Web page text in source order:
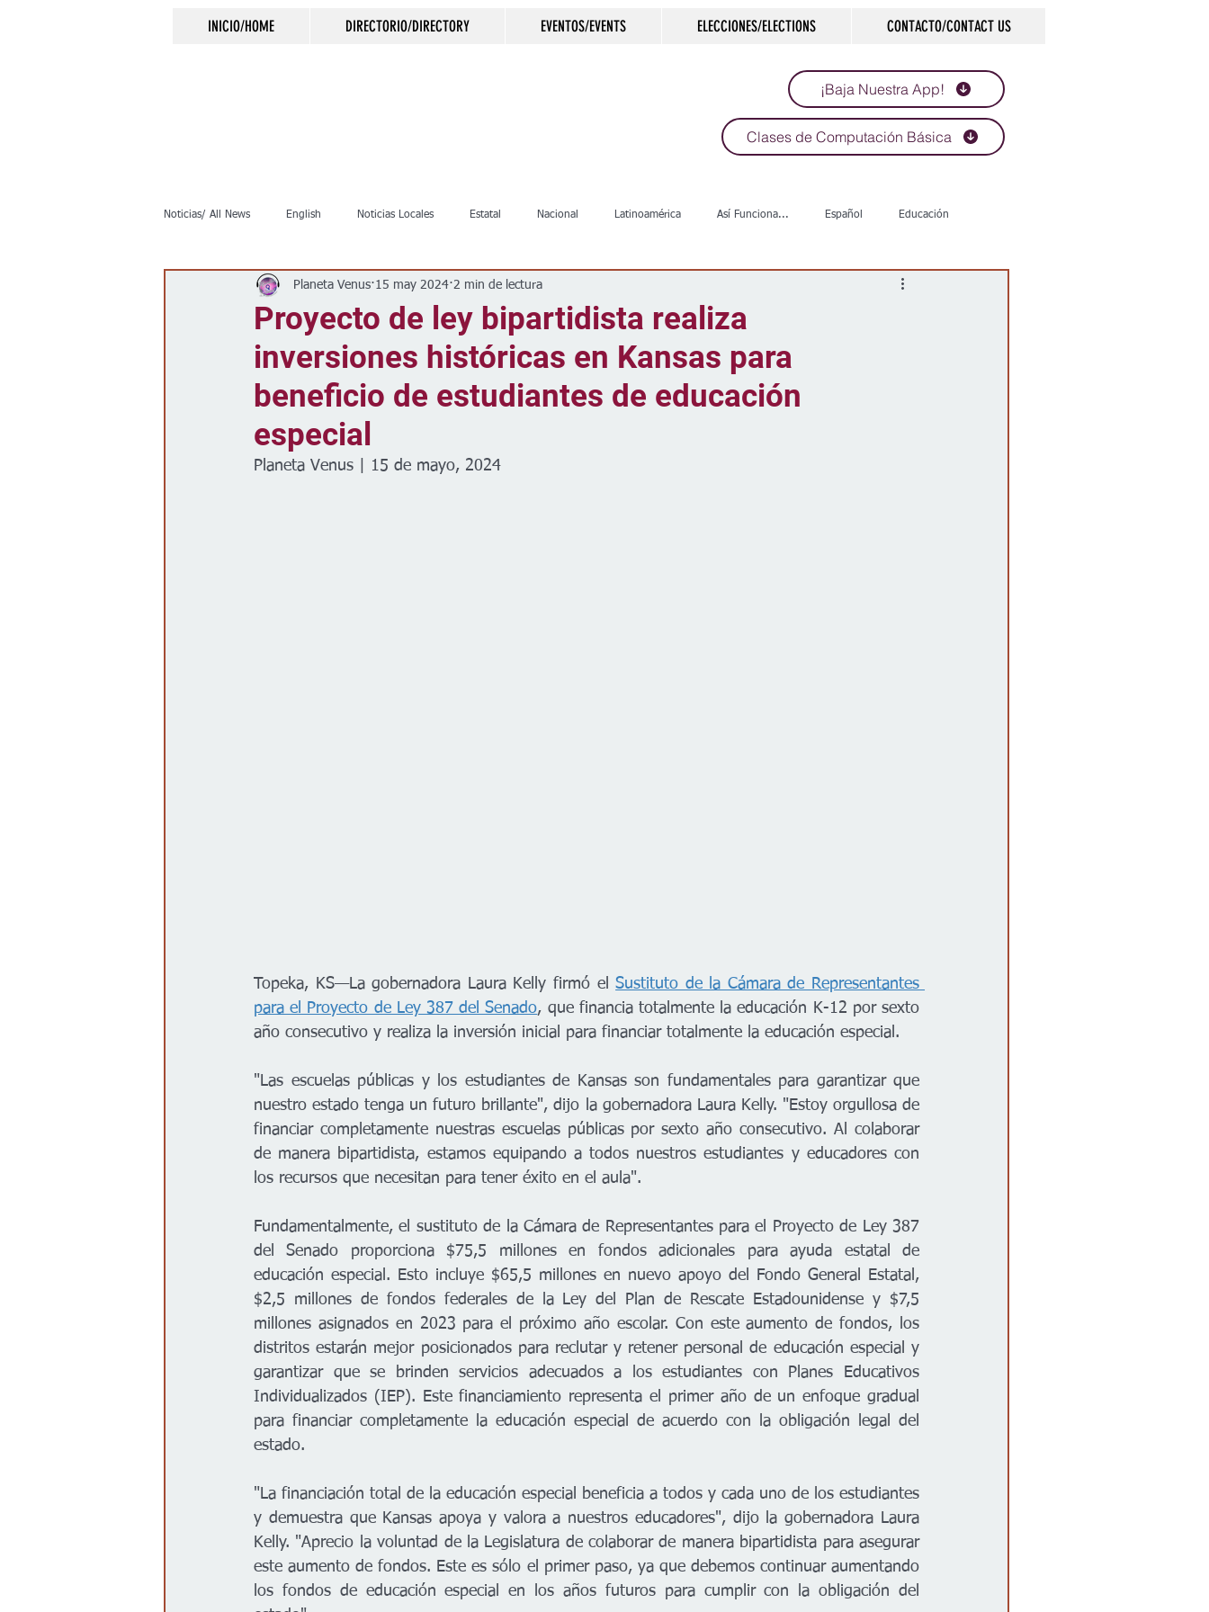
INICIO/HOME DIRECTORIO/DIRECTORY EVENTOS/EVENTS ELECCIONES/ELECTIONS CONTACTO/CONTACT US
¡Baja Nuestra App!
Clases de Computación Básica
Noticias/ All News English Noticias Locales Estatal Nacional Latinoamérica Así Funciona... Español Educación
Inmigración Crimen Negocios Salud Arte & Cultura
Clima Vivienda Escuelas Calles Desamparados Carreteras Comunidad
Espectáculos
Proyecto de ley bipartidista realiza
inversiones históricas en Kansas para
beneficio de estudiantes de educación
especial
Planeta Venus 15 may 2024 2 min de lectura
Planeta Venus | 15 de mayo, 2024
Topeka, KS—La gobernadora Laura Kelly firmó el Sustituto de la Cámara de Representantes
para el Proyecto de Ley 387 del Senado, que financia totalmente la educación K-12 por sexto
año consecutivo y realiza la inversión inicial para financiar totalmente la educación especial.
"Las escuelas públicas y los estudiantes de Kansas son fundamentales para garantizar que
nuestro estado tenga un futuro brillante", dijo la gobernadora Laura Kelly. "Estoy orgullosa de
financiar completamente nuestras escuelas públicas por sexto año consecutivo. Al colaborar
de manera bipartidista, estamos equipando a todos nuestros estudiantes y educadores con
los recursos que necesitan para tener éxito en el aula".
Fundamentalmente, el sustituto de la Cámara de Representantes para el Proyecto de Ley 387
del Senado proporciona $75,5 millones en fondos adicionales para ayuda estatal de
educación especial. Esto incluye $65,5 millones en nuevo apoyo del Fondo General Estatal,
$2,5 millones de fondos federales de la Ley del Plan de Rescate Estadounidense y $7,5
millones asignados en 2023 para el próximo año escolar. Con este aumento de fondos, los
distritos estarán mejor posicionados para reclutar y retener personal de educación especial y
garantizar que se brinden servicios adecuados a los estudiantes con Planes Educativos
Individualizados (IEP). Este financiamiento representa el primer año de un enfoque gradual
para financiar completamente la educación especial de acuerdo con la obligación legal del
estado.
"La financiación total de la educación especial beneficia a todos y cada uno de los estudiantes
y demuestra que Kansas apoya y valora a nuestros educadores", dijo la gobernadora Laura
Kelly. "Aprecio la voluntad de la Legislatura de colaborar de manera bipartidista para asegurar
este aumento de fondos. Este es sólo el primer paso, ya que debemos continuar aumentando
los fondos de educación especial en los años futuros para cumplir con la obligación del